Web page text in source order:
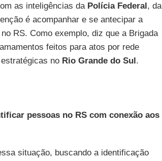
as inteligências da Polícia Federal, da
é acompanhar e se antecipar a
RS. Como exemplo, diz que a Brigada
feitos para atos por rede
no Rio Grande do Sul.
pessoas no RS com conexão aos
situação, buscando a identificação